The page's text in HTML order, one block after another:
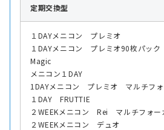
定期交換型
１DAYメニコン プレミオ
１DAYメニコン プレミオ90枚パック
Magic
メニコン１DAY
1DAYメニコン プレミオ マルチフォ
１DAY FRUTTIE
２WEEKメニコン Rei マルチフォー
２WEEKメニコン デュオ